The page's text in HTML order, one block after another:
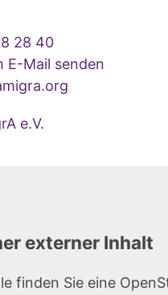
28 40
E-Mail senden
e.V.
externer Inhalt
finden Sie eine